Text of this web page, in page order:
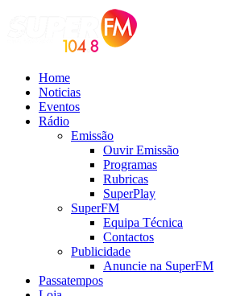
Home
Noticias
Eventos
Rádio
Emissão
Ouvir Emissão
Programas
Rubricas
SuperPlay
SuperFM
Equipa Técnica
Contactos
Publicidade
Anuncie na SuperFM
Passatempos